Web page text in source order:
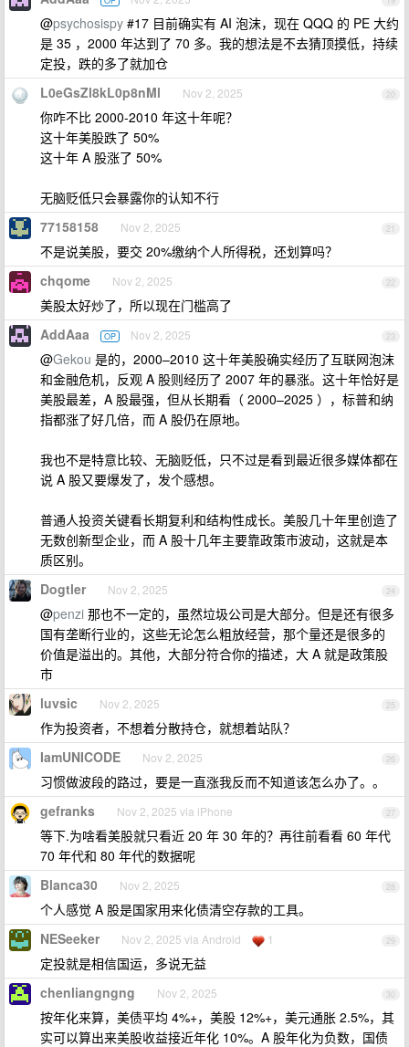
@psychosispy #17 目前确实有 AI 泡沫，现在 QQQ 的 PE 大约
是 35 ，2000 年达到了 70 多。我的想法是不去猜顶摸低，持续
定投，跌的多了就加仓
20
L0eGsZl8kL0p8nMl Nov 2, 2025
你咋不比 2000-2010 年这十年呢？
这十年美股跌了 50%
这十年 A 股涨了 50%
无脑贬低只会暴露你的认知不行
21
77158158 Nov 2, 2025
不是说美股，要交 20%缴纳个人所得税，还划算吗？
22
chqome Nov 2, 2025
美股太好炒了，所以现在门槛高了
23
AddAaa OP Nov 2, 2025
@Gekou 是的，2000–2010 这十年美股确实经历了互联网泡沫
和金融危机，反观 A 股则经历了 2007 年的暴涨。这十年恰好是
美股最差，A 股最强，但从长期看（ 2000–2025 ），标普和纳
指都涨了好几倍，而 A 股仍在原地。
我也不是特意比较、无脑贬低，只不过是看到最近很多媒体都在
说 A 股又要爆发了，发个感想。
普通人投资关键看长期复利和结构性成长。美股几十年里创造了
无数创新型企业，而 A 股十几年主要靠政策市波动，这就是本
质区别。
24
Dogtler Nov 2, 2025
@penzi 那也不一定的，虽然垃圾公司是大部分。但是还有很多
国有垄断行业的，这些无论怎么粗放经营，那个量还是很多的
价值是溢出的。其他，大部分符合你的描述，大 A 就是政策股
市
25
luvsic Nov 2, 2025
作为投资者，不想着分散持仓，就想着站队？
26
IamUNICODE Nov 2, 2025
习惯做波段的路过，要是一直涨我反而不知道该怎么办了。。
27
gefranks Nov 2, 2025 via iPhone
等下.为啥看美股就只看近 20 年 30 年的？再往前看看 60 年代
70 年代和 80 年代的数据呢
28
Blanca30 Nov 2, 2025
个人感觉 A 股是国家用来化债清空存款的工具。
29
NESeeker Nov 2, 2025 via Android 1
定投就是相信国运，多说无益
30
chenliangngng Nov 2, 2025
按年化来算，美债平均 4%+，美股 12%+，美元通胀 2.5%，其
实可以算出来美股收益接近年化 10%。A 股年化为负数，国债